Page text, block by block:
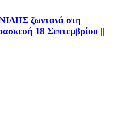
ζωντανά στη
18 Σεπτεμβρίου ||